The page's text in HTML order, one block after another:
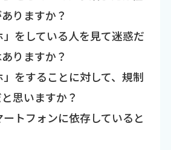
りますか？
」をしている人を見て迷惑だ
りますか？
」をすることに対して、規制
思いますか？
ートフォンに依存していると